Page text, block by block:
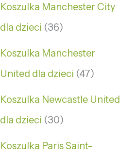
Koszulka Manchester City
dla dzieci 36
Koszulka Manchester
United dla dzieci 47
Koszulka Newcastle United
dla dzieci 30
Koszulka Paris Saint-